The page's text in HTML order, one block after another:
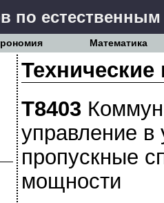
по
Математика
Технические
Т8403
управление в
пропускные
мощности